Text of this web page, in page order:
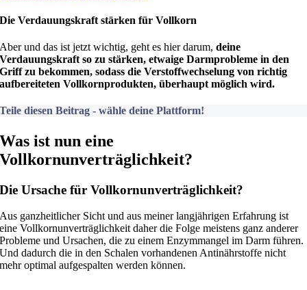
Die Verdauungskraft stärken für Vollkorn
Aber und das ist jetzt wichtig, geht es hier darum,deine
Verdauungskraft so zu stärken, etwaige Darmprobleme in den
Griff zu bekommen, sodass die Verstoffwechselung von richtig
aufbereiteten Vollkornprodukten, überhaupt möglich wird.
Teile diesen Beitrag - wähle deine Plattform!
Was ist nun eine
Vollkornunverträglichkeit?
Die Ursache für Vollkornunverträglichkeit?
Aus ganzheitlicher Sicht und aus meiner langjährigen Erfahrung ist
eine Vollkornunverträglichkeit daher die Folge meistens ganz anderer
Probleme und Ursachen, die zu einem Enzymmangel im Darm führen.
Und dadurch die in den Schalen vorhandenen Antinährstoffe nicht
mehr optimal aufgespalten werden können.